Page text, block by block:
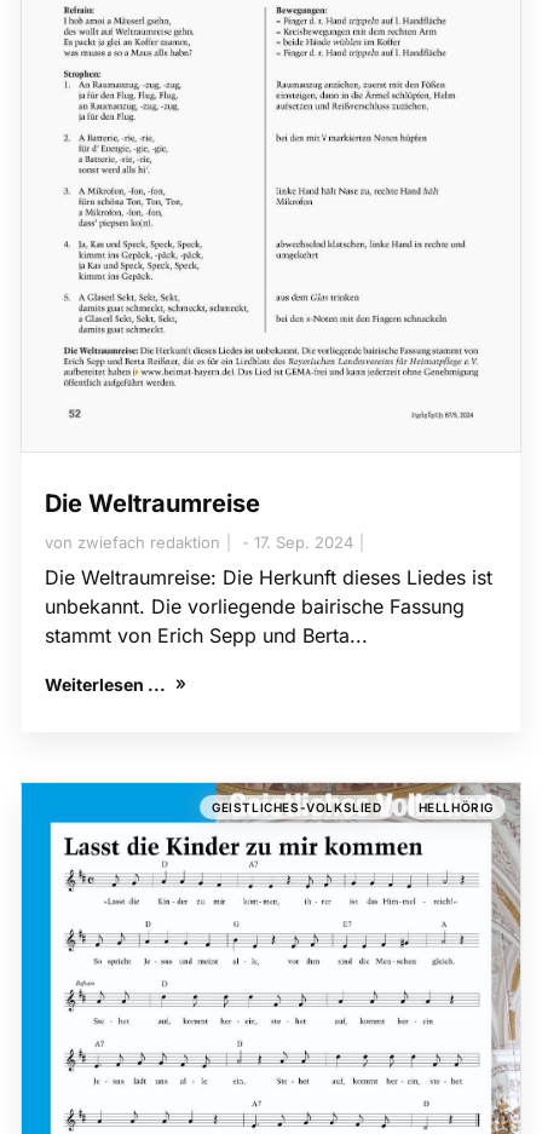
Die Weltraumreise
von zwiefach redaktion 17. Sep. 2024
Die Weltraumreise: Die Herkunft dieses Liedes ist
unbekannt. Die vorliegende bairische Fassung
stammt von Erich Sepp und Berta...
Weiterlesen ...
GEISTLICHES-VOLKSLIED , HELLHÖRIG